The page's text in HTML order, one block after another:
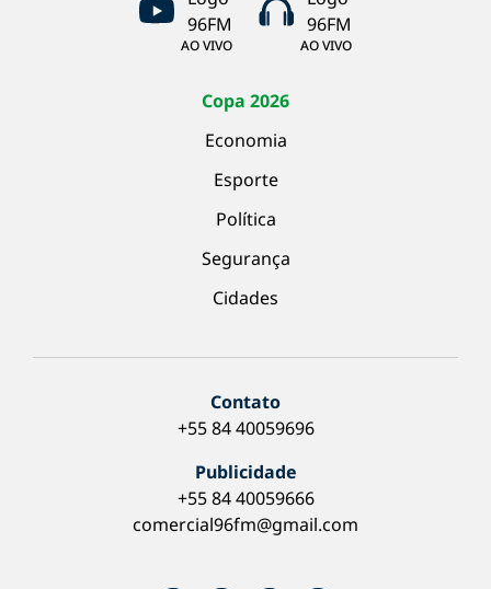
AO VIVO AO VIVO
Copa 2026
Economia
Esporte
Política
Segurança
Cidades
Contato
+55 84 40059696
Publicidade
+55 84 40059666
comercial96fm@gmail.com